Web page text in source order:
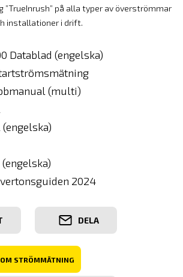
på alla typer av överströmmar
installationer i drift.
Datablad (engelska)
(multi)
2024
DELA
STRÖMMÄTNING